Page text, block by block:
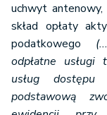
uchwyt
skład opłaty
podatkowego
odpłatne usługi
usług
podstawową